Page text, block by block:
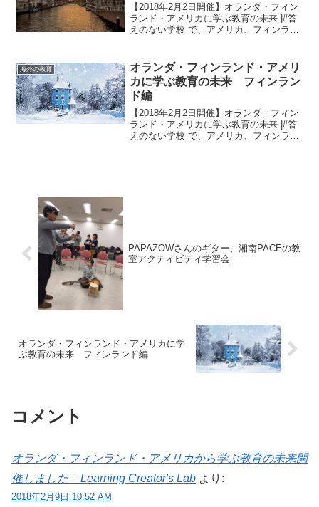
【2018年2月2日開催】オランダ・フィン
ランド・アメリカに学ぶ教育の未来 |#答
えのない学校 で、アメリカ、フィンラン
individual の視点がどこにもありまし
た。...
海外の教育
オランダ・フィンランド・アメリ
カに学ぶ教育の未来 フィンラン
ド編
【2018年2月2日開催】オランダ・フィン
ランド・アメリカに学ぶ教育の未来 |#答
えのない学校 で、アメリカ、フィンラン
PAPAZOWさんのギター、湘南PACEの教
室アクティビティ学習会
オランダ・フィンランド・アメリカに学
ぶ教育の未来 フィンランド編
コメント
オランダ・フィンランド・アメリカから学ぶ教育の未来開
催しました – Learning Creator's Lab より:
2018年2月9日 10:52 AM